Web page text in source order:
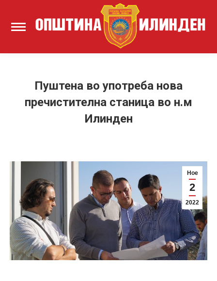
Пуштена во употреба нова
пречистителна станица во н.м
Илинден
Ное
2
2022